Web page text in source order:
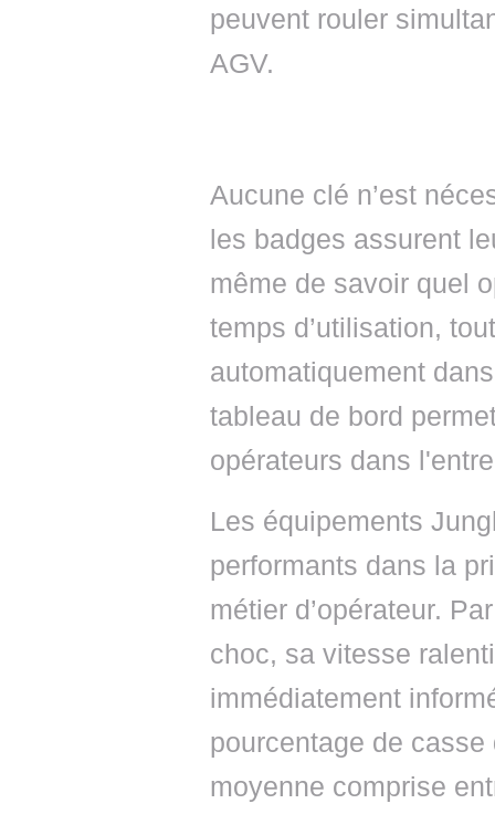
peuvent rouler
AGV.
Aucune clé n’est
les badges assurent
même de savoir quel
temps d’utilisation,
automatiquement
tableau de bord
opérateurs dans
Les équipements
performants dans la
métier d’opérateur.
choc, sa vitesse
immédiatement
pourcentage de
moyenne comprise